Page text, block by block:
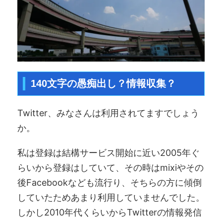
140文字の愚痴出し？情報収集？
Twitter、みなさんは利用されてますでしょう
か。
私は登録は結構サービス開始に近い2005年ぐ
らいから登録はしていて、その時はmixiやその
後Facebookなども流行り、そちらの方に傾倒
していたためあまり利用していませんでした。
しかし2010年代くらいからTwitterの情報発信